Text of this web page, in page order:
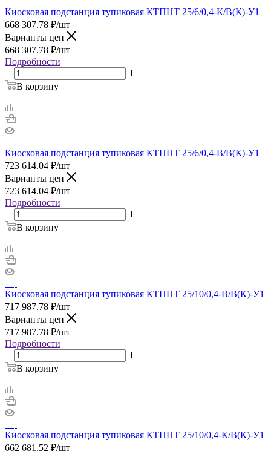
Киосковая подстанция тупиковая КТПНТ 25/6/0,4-К/В(К)-У1
668 307.78 ₽/шт
Варианты цен
668 307.78 ₽/шт
Подробности
В корзину
Киосковая подстанция тупиковая КТПНТ 25/6/0,4-В/В(К)-У1
723 614.04 ₽/шт
Варианты цен
723 614.04 ₽/шт
Подробности
В корзину
Киосковая подстанция тупиковая КТПНТ 25/10/0,4-В/В(К)-У1
717 987.78 ₽/шт
Варианты цен
717 987.78 ₽/шт
Подробности
В корзину
Киосковая подстанция тупиковая КТПНТ 25/10/0,4-К/В(К)-У1
662 681.52 ₽/шт